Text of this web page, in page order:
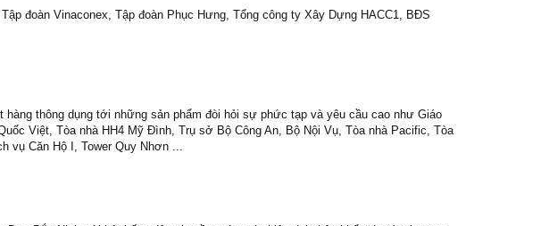
đoàn Vinaconex, Tập đoàn Phục Hưng, Tổng công ty Xây Dựng HACC1, BĐS
thông dụng tới những sản phẩm đòi hỏi sự phức tạp và yêu cầu cao như Giáo
Việt, Tòa nhà HH4 Mỹ Đình, Trụ sở Bộ Công An, Bộ Nội Vụ, Tòa nhà Pacific, Tòa
vụ Căn Hộ I, Tower Quy Nhơn ...